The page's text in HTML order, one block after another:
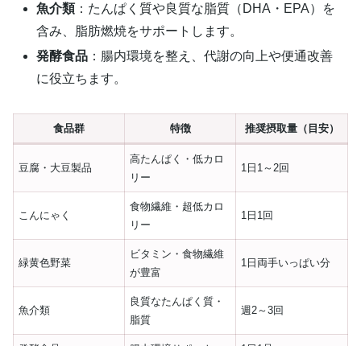
魚介類：たんぱく質や良質な脂質（DHA・EPA）を
含み、脂肪燃焼をサポートします。
発酵食品 ：腸内環境を整え、代謝の向上や便通改善
に役立ちます。
食品群 特徴 推奨摂取量（目安）
豆腐・大豆製品
高たんぱく・低カロ
リー
1日1～2回
こんにゃく
食物繊維・超低カロ
リー
1日1回
緑黄色野菜
ビタミン・食物繊維
が豊富
1日両手いっぱい分
魚介類
良質なたんぱく質・
脂質
週2～3回